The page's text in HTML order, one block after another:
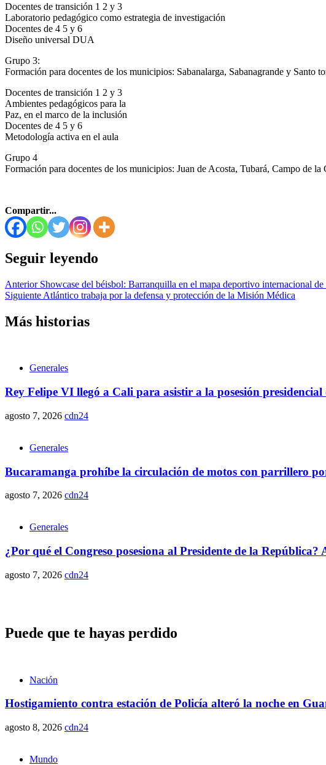
Docentes de transición 1 2 y 3
Laboratorio pedagógico como estrategia de investigación
Docentes de 4 5 y 6
Diseño universal DUA
Grupo 3:
Formación para docentes de los municipios: Sabanalarga, Sabanagrande y Santo
Docentes de transición 1 2 y 3
Ambientes pedagógicos para la
Paz, en el marco de la inclusión
Docentes de 4 5 y 6
Metodología activa en el aula
Grupo 4
Formación para docentes de los municipios: Juan de Acosta, Tubará, Campo de
Compartir...
Seguir leyendo
AnteriorShowcase del béisbol: Barranquilla en el mapa deportivo internacional de
Siguiente Atlántico trabaja por la defensa y protección de la Misión Médica
Más historias
Generales
Rey Felipe VI llegó a Cali para asistir a la posesión
agosto 7, 2026 cdn24
Generales
Bucaramanga prohíbe la circulación de motos con parrillero
agosto 7, 2026 cdn24
Generales
¿Por qué el Congreso posesiona al Presidente de la
agosto 7, 2026 cdn24
Puede que te hayas perdido
Nación
Hostigamiento contra estación de Policía alteró la noche en
agosto 8, 2026 cdn24
Mundo